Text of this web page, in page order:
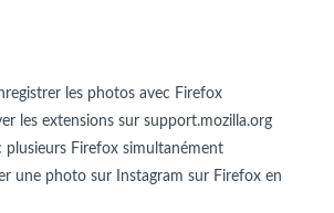
les photos avec Firefox
les extensions sur support.mozilla.org
plusieurs Firefox simultanément
une photo sur Instagram sur Firefox en